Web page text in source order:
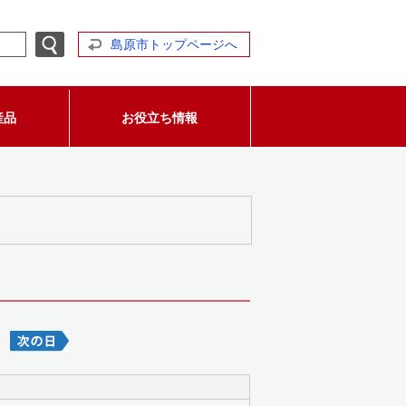
島原市トップページへ
品 お役立ち情報